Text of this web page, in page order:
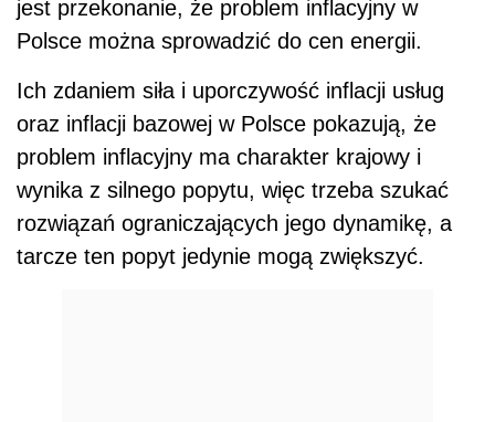
jest przekonanie, że problem inflacyjny w
Polsce można sprowadzić do cen energii.
Ich zdaniem siła i uporczywość inflacji usług
oraz inflacji bazowej w Polsce pokazują, że
problem inflacyjny ma charakter krajowy i
wynika z silnego popytu, więc trzeba szukać
rozwiązań ograniczających jego dynamikę, a
tarcze ten popyt jedynie mogą zwiększyć.